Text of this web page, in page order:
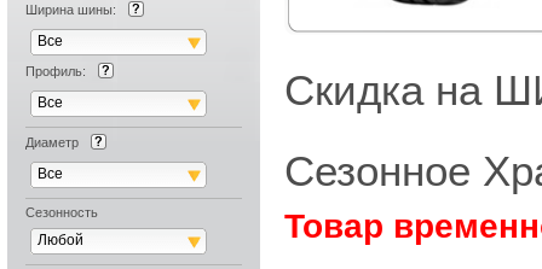
Ширина шины:
Все
Профиль:
Все
Диаметр
Все
Сезонность
Любой
Скидка на
Сезонное
Товар